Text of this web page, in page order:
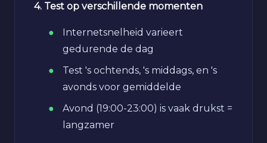
4. Test op verschillende momenten
Internetsnelheid varieert
gedurende de dag
Test 's ochtends, 's middags, en 's
avonds voor gemiddelde
Avond (19:00-23:00) is vaak drukst =
langzamer